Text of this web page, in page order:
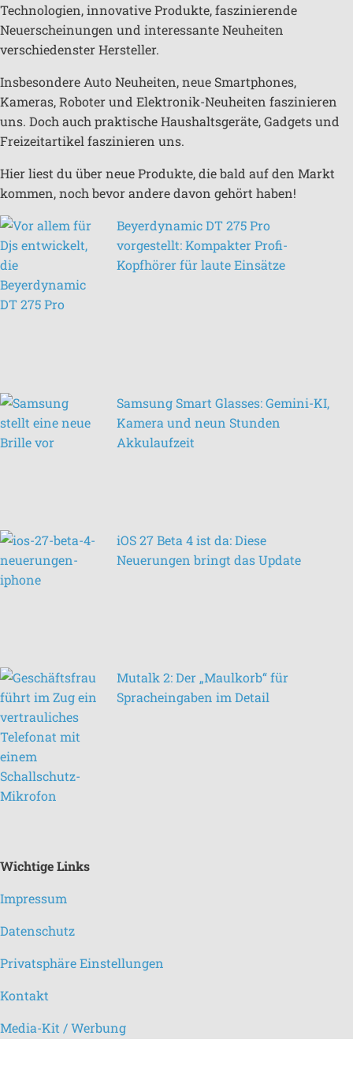
Technologien, innovative Produkte, faszinierende
Neuerscheinungen und interessante Neuheiten
verschiedenster Hersteller.
Insbesondere Auto Neuheiten, neue Smartphones,
Kameras, Roboter und Elektronik-Neuheiten faszinieren
uns. Doch auch praktische Haushaltsgeräte, Gadgets und
Freizeitartikel faszinieren uns.
Hier liest du über neue Produkte, die bald auf den Markt
kommen, noch bevor andere davon gehört haben!
Beyerdynamic DT 275 Pro
vorgestellt: Kompakter Profi-
Kopfhörer für laute Einsätze
Samsung Smart Glasses: Gemini-KI,
Kamera und neun Stunden
Akkulaufzeit
iOS 27 Beta 4 ist da: Diese
Neuerungen bringt das Update
Mutalk 2: Der „Maulkorb“ für
Spracheingaben im Detail
Wichtige Links
Impressum
Datenschutz
Privatsphäre Einstellungen
Kontakt
Media-Kit / Werbung